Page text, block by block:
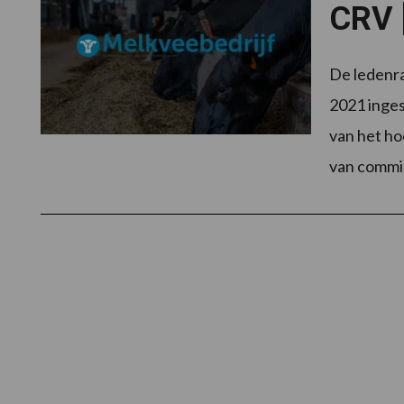
CRV
De
2021
van het
van